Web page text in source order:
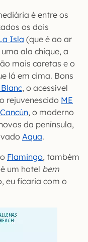
é entre os
os dois
Isla (que é ao ar
ala chique, a
mais caretas e o
lá em cima. Bons
, o acessível
rejuvenescido ME
, o moderno
da península,
Aqua.
Flamingo, também
um hotel bem
eu ficaria com o